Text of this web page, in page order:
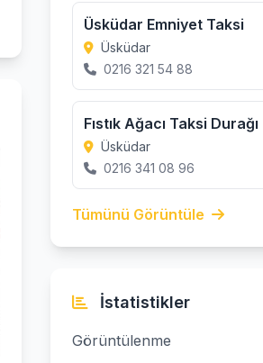
Üsküdar Emniyet Taksi
Üsküdar
0216 321 54 88
Fıstık Ağacı Taksi Durağı
Üsküdar
0216 341 08 96
Tümünü Görüntüle
İstatistikler
Görüntülenme